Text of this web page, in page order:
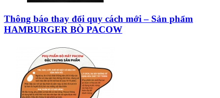
Thông báo thay đổi quy cách mới – Sản phẩm
HAMBURGER BÒ PACOW